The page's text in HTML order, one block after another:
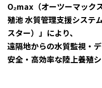
O₂max（オーツーマック
殖池 水質管理支援シス
スター）」により、
遠隔地からの水質監視・
安全・高効率な陸上養殖シ